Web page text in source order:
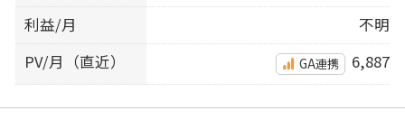
利益/月
不明
PV/月（直近）
GA連携 6,887